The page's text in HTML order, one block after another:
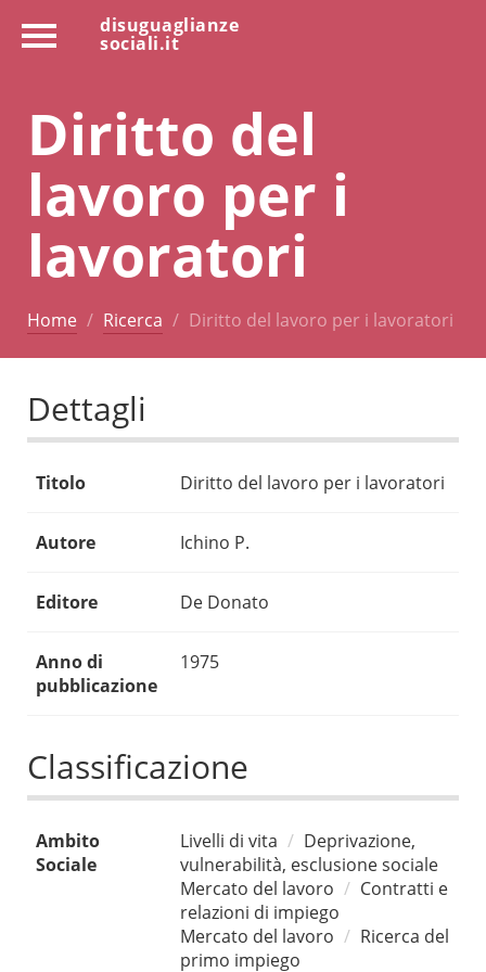
disuguaglianze
sociali.it
Diritto del
lavoro per i
lavoratori
Home Ricerca Diritto del lavoro per i lavoratori
Dettagli
Titolo Diritto del lavoro per i lavoratori
Autore Ichino P.
Editore De Donato
Anno di
pubblicazione
1975
Classificazione
Ambito
Sociale
Livelli di vita
Deprivazione,
vulnerabilità, esclusione sociale
Mercato del lavoro
Contratti e
relazioni di impiego
Mercato del lavoro
Ricerca del
primo impiego